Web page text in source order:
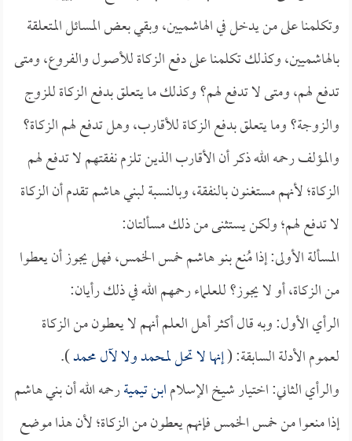
وتكلمنا على من يدخل في الهاشميين، وبقي بعض المسائل المتعلقة
بالهاشميين، وكذلك تكلمنا على دفع الزكاة للأصول والفروع، ومتى
تدفع لهم، ومتى لا تدفع لهم؟ وكذلك ما يتعلق بدفع الزكاة للزوج
والزوجة؟ وما يتعلق بدفع الزكاة للأقارب، وهل تدفع لهم الزكاة؟
والمؤلف رحمه الله ذكر أن الأقارب الذين تلزم نفقتهم لا تدفع لهم
الزكاة؛ لأنهم مستغنون بالنفقة، وبالنسبة لبني هاشم تقدم أن الزكاة
لا تدفع لهم؛ ولكن يستثنى من ذلك مسألتان:
المسألة الأولى: إذا مُنع بنو هاشم خمس الخمس، فهل يجوز أن يعطوا
من الزكاة، أو لا يجوز؟ للعلماء رحمهم الله في ذلك رأيان:
الرأي الأول: وبه قال أكثر أهل العلم أنهم لا يعطون من الزكاة
لعموم الأدلة السابقة: (إنها لا تحل لمحمد ولا لآل محمد).
والرأي الثاني: اختيار شيخ الإسلامابن تيميةرحمه الله أن بني هاشم
إذا منعوا من خمس الخمس فإنهم يعطون من الزكاة؛ لأن هذا موضع